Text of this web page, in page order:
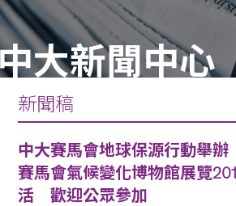
大新聞中心
新聞稿
中大賽馬會地球保源行動舉辦
賽馬會氣候變化博物館展覽
活 歡迎公眾參加